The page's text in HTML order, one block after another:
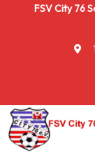
FSV City 76